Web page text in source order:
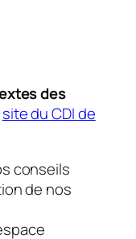
des
site du CDI de
conseils
de nos